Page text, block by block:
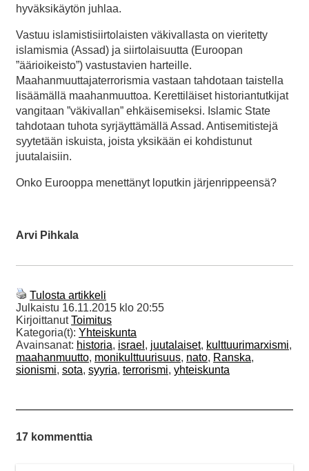
hyväksikäytön juhlaa.
Vastuu islamistisiirtolaisten väkivallasta on vieritetty
islamismia (Assad) ja siirtolaisuutta (Euroopan
”äärioikeisto”) vastustavien harteille.
Maahanmuuttajaterrorismia vastaan tahdotaan taistella
lisäämällä maahanmuuttoa. Kerettiläiset historiantutkijat
vangitaan ”väkivallan” ehkäisemiseksi. Islamic State
tahdotaan tuhota syrjäyttämällä Assad. Antisemitistejä
syytetään iskuista, joista yksikään ei kohdistunut
juutalaisiin.
Onko Eurooppa menettänyt loputkin järjenrippeensä?
Arvi Pihkala
Tulosta artikkeli
Julkaistu 16.11.2015 klo 20:55
KirjoittanutToimitus
Kategoria(t): Yhteiskunta
Avainsanat: historia, israel , juutalaiset, kulttuurimarxismi,
maahanmuutto, monikulttuurisuus, nato, Ranska,
sionismi, sota, syyria, terrorismi, yhteiskunta
17 kommenttia